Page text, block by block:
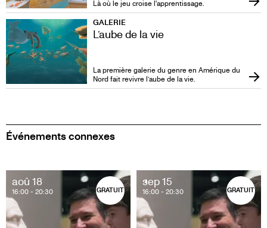
Là où le jeu croise l'apprentissage.
GALERIE
L’aube de la vie
La première galerie du genre en Amérique du
Nord fait revivre l’aube de la vie.
Événements connexes
aoû 18
16:00 - 20:30 GRATUIT
sep 15
16:00 - 20:30 GRATUIT